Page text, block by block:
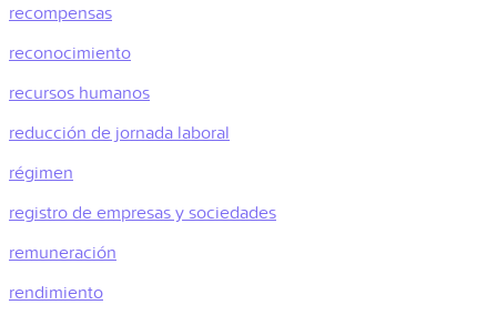
recompensas
reconocimiento
recursos humanos
reducción de jornada laboral
régimen
registro de empresas y sociedades
remuneración
rendimiento